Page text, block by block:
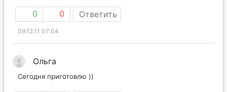
0 0 Ответить
09.12.11 07:04
Ольга
Сегодня приготовлю ))